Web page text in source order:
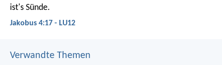
ist's Sünde.
Jakobus 4:17 - LU12
Verwandte Themen